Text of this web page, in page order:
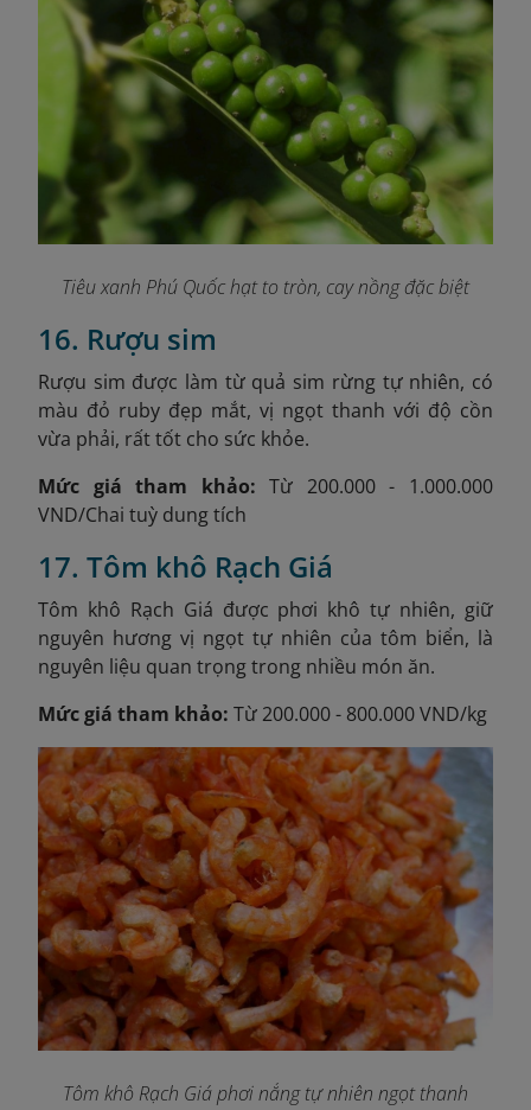
Tiêu xanh Phú Quốc hạt to tròn, cay nồng đặc biệt
16. Rượu sim
Rượu sim được làm từ quả sim rừng tự nhiên, có
màu đỏ ruby đẹp mắt, vị ngọt thanh với độ cồn
vừa phải, rất tốt cho sức khỏe.
Mức giá tham khảo:Từ 200.000 - 1.000.000
VND/Chai tuỳ dung tích
17. Tôm khô Rạch Giá
Tôm khô Rạch Giá được phơi khô tự nhiên, giữ
nguyên hương vị ngọt tự nhiên của tôm biển, là
nguyên liệu quan trọng trong nhiều món ăn.
Mức giá tham khảo: Từ 200.000 - 800.000 VND/kg
Tôm khô Rạch Giá phơi nắng tự nhiên ngọt thanh